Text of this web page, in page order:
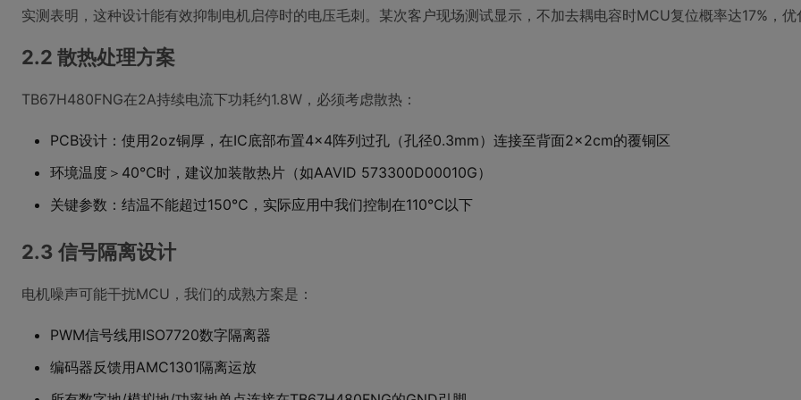
实测表明，这种设计能有效抑制电机启停时的电压毛刺。某次客户现场测试显示，不加去耦电容时MCU复位概率达17%，优
2.2 散热处理方案
TB67H480FNG在2A持续电流下功耗约1.8W，必须考虑散热：
PCB设计：使用2oz铜厚，在IC底部布置4×4阵列过孔（孔径0.3mm）连接至背面2×2cm的覆铜区
环境温度＞40℃时，建议加装散热片（如AAVID 573300D00010G）
关键参数：结温不能超过150℃，实际应用中我们控制在110℃以下
2.3 信号隔离设计
电机噪声可能干扰MCU，我们的成熟方案是：
PWM信号线用ISO7720数字隔离器
编码器反馈用AMC1301隔离运放